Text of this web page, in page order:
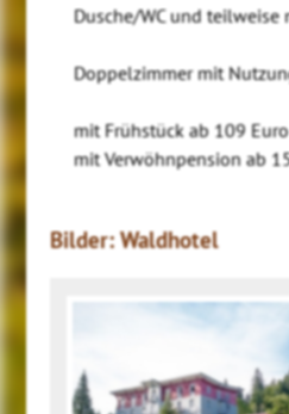
Dusche/WC und
Doppelzimmer mit
mit Frühstück ab 109
mit Verwöhnpension ab
Bilder: Waldhotel